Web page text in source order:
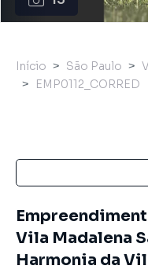
Início São Paulo
EMP0112_CORRED
Vila Madalena
Harmonia da